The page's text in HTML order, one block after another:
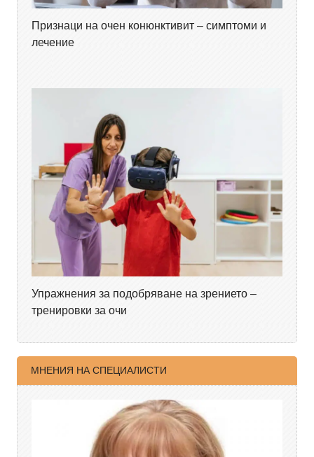
Признаци на очен конюнктивит – симптоми и
лечение
Упражнения за подобряване на зрението –
тренировки за очи
МНЕНИЯ НА СПЕЦИАЛИСТИ